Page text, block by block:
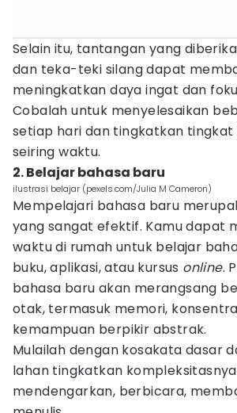
Selain itu, tantangan yang
dan teka-teki silang dapat
meningkatkan daya ingat dan
Cobalah untuk menyelesaikan
setiap hari dan tingkatkan tingkat
seiring waktu.
2. Belajar bahasa baru
ilustrasi belajar (pexels.com/Julia M Cameron)
Mempelajari bahasa baru
yang sangat efektif. Kamu dapat
waktu di rumah untuk belajar
buku, aplikasi, atau kursus online.
bahasa baru akan merangsang
otak, termasuk memori,
kemampuan berpikir abstrak.
Mulailah dengan kosakata dasar
lahan tingkatkan
mendengarkan, berbicara,